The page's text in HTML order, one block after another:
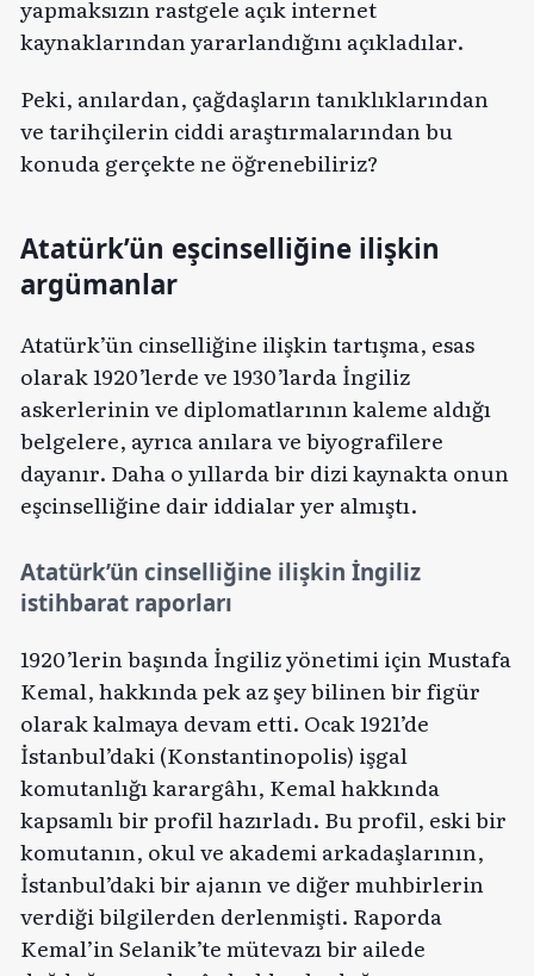
yapmaksızın rastgele açık internet
kaynaklarından yararlandığını açıkladılar.
Peki, anılardan, çağdaşların tanıklıklarından
ve tarihçilerin ciddi araştırmalarından bu
konuda gerçekte ne öğrenebiliriz?
Atatürk’ün eşcinselliğine ilişkin
argümanlar
Atatürk’ün cinselliğine ilişkin tartışma, esas
olarak 1920’lerde ve 1930’larda İngiliz
askerlerinin ve diplomatlarının kaleme aldığı
belgelere, ayrıca anılara ve biyografilere
dayanır. Daha o yıllarda bir dizi kaynakta onun
eşcinselliğine dair iddialar yer almıştı.
Atatürk’ün cinselliğine ilişkin İngiliz
istihbarat raporları
1920’lerin başında İngiliz yönetimi için Mustafa
Kemal, hakkında pek az şey bilinen bir figür
olarak kalmaya devam etti. Ocak 1921’de
İstanbul’daki (Konstantinopolis) işgal
komutanlığı karargâhı, Kemal hakkında
kapsamlı bir profil hazırladı. Bu profil, eski bir
komutanın, okul ve akademi arkadaşlarının,
İstanbul’daki bir ajanın ve diğer muhbirlerin
verdiği bilgilerden derlenmişti. Raporda
Kemal’in Selanik’te mütevazı bir ailede